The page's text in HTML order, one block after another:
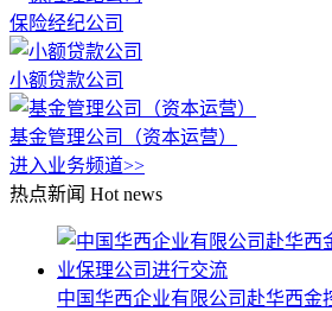
保险经纪公司
小额贷款公司
基金管理公司（资本运营）
进入业务频道>>
热点新闻 Hot news
中国华西企业有限公司赴华西金